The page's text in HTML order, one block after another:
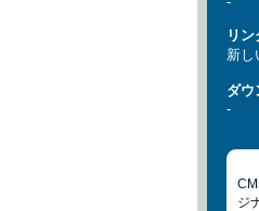
リン
新し
ダウ
-
ジ